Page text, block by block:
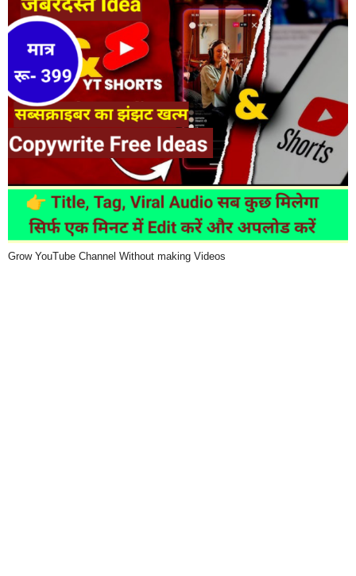
Grow YouTube Channel Without making Videos